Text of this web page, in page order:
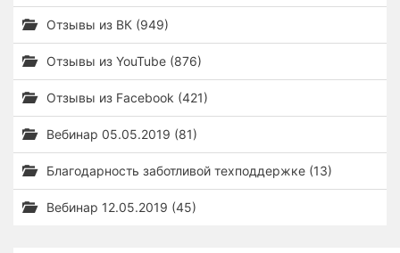
Отзывы из ВК (949)
Отзывы из YouTube (876)
Отзывы из Facebook (421)
Вебинар 05.05.2019 (81)
Благодарность заботливой техподдержке (13)
Вебинар 12.05.2019 (45)